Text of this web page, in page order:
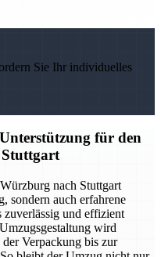
Sie Ihr individuelles
für den
nach Stuttgart
sondern auch erfahrene
zuverlässig und effizient
wird
Verpackung bis zur